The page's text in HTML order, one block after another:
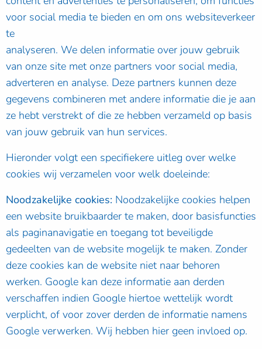
voor social media te bieden en om ons websiteverkeer
te
analyseren. We delen informatie over jouw gebruik
van onze site met onze partners voor social media,
adverteren en analyse. Deze partners kunnen deze
gegevens combineren met andere informatie die je aan
ze hebt verstrekt of die ze hebben verzameld op basis
van jouw gebruik van hun services.
Hieronder volgt een specifiekere uitleg over welke
cookies wij verzamelen voor welk doeleinde:
Noodzakelijke cookies: Noodzakelijke cookies helpen
een website bruikbaarder te maken, door basisfuncties
als paginanavigatie en toegang tot beveiligde
gedeelten van de website mogelijk te maken. Zonder
deze cookies kan de website niet naar behoren
werken. Google kan deze informatie aan derden
verschaffen indien Google hiertoe wettelijk wordt
verplicht, of voor zover derden de informatie namens
Google verwerken. Wij hebben hier geen invloed op.